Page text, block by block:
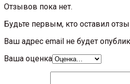
Отзывов пока нет.
Будьте первым, кто оставил
Ваш адрес email не будет
Ваша оценка